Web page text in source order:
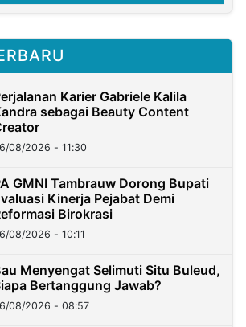
Karier Gabriele Kalila
sebagai Beauty Content
08/2026 - 11:30
GMNI Tambrauw Dorong Bupati
Kinerja Pejabat Demi
Birokrasi
08/2026 - 10:11
Menyengat Selimuti Situ Buleud,
Bertanggung Jawab?
08/2026 - 08:57